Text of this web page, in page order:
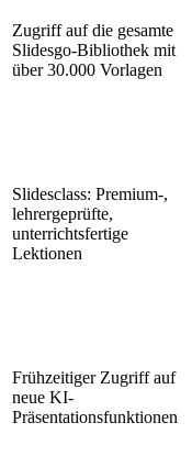
Zugriff auf die gesamte
Slidesgo-Bibliothek mit
über 30.000 Vorlagen
Slidesclass: Premium-,
lehrergeprüfte,
unterrichtsfertige
Lektionen
Frühzeitiger Zugriff auf
neue KI-
Präsentationsfunktionen